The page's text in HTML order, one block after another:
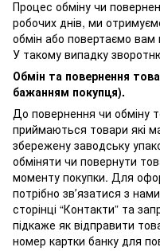
Процес обміну чи
робочих днів, ми
обмін або повертаємо вам
У такому випадку
Обмін та повернення
бажанням покупця).
До повернення чи обміну
приймаються товари які
збережену заводську
обміняти чи повернути
моменту покупки. Для
потрібно звʼязатися з
сторінці “Контакти” та
підкаже як відправити
номер картки банку для